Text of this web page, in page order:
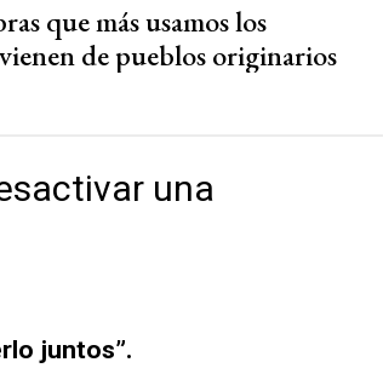
que más usamos los
de pueblos originarios
una
juntos”.